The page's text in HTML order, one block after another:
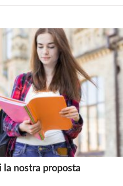
nostra proposta